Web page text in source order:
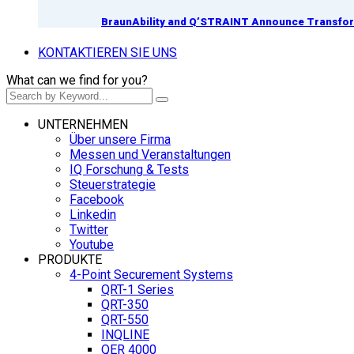
BraunAbility and Q’STRAINT Announce
KONTAKTIEREN SIE UNS
What can we find for you?
UNTERNEHMEN
Über unsere Firma
Messen und Veranstaltungen
IQ Forschung & Tests
Steuerstrategie
Facebook
Linkedin
Twitter
Youtube
PRODUKTE
4-Point Securement Systems
QRT-1 Series
QRT-350
QRT-550
INQLINE
QER 4000